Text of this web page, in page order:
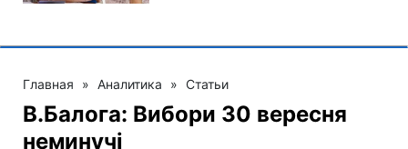
Главная » Аналитика » Статьи
В.Балога: Вибори 30 вересня
неминучі